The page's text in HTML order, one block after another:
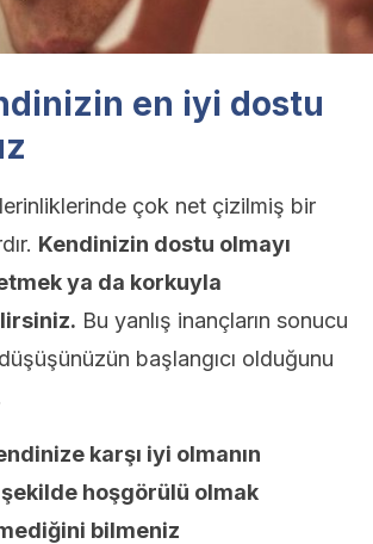
en iyi dostu
çok net çizilmiş bir
Kendinizin dostu olmayı
ya da korkuyla
Bu yanlış inançların sonucu
başlangıcı olduğunu
karşı iyi olmanın
hoşgörülü olmak
bilmeniz